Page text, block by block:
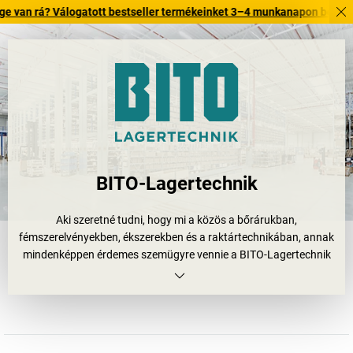
Válogatott bestseller termékeinket 3–4 munkanapon belül
BITO-Lagertechnik
Aki szeretné tudni, hogy mi a közös a bőrárukban,
fémszerelvényekben, ékszerekben és a raktártechnikában, annak
mindenképpen érdemes szemügyre vennie a BITO-Lagertechnik
Bittmann GmbH szokatlan és sikeres történetét. A meisenheimi